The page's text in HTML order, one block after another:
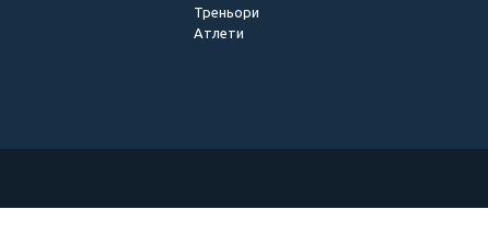
Треньори
Атлети